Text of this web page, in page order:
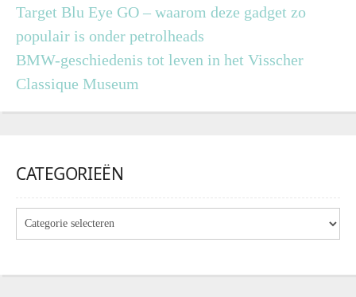
Target Blu Eye GO – waarom deze gadget zo
populair is onder petrolheads
BMW-geschiedenis tot leven in het Visscher
Classique Museum
CATEGORIEËN